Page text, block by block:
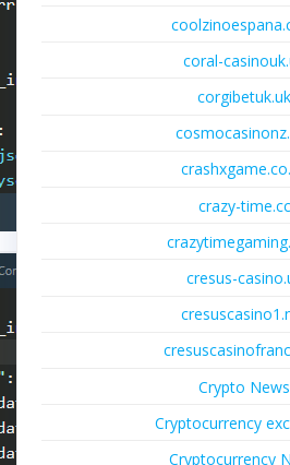
coral-
corgibetuk.uk
crazy-time.cc
cresus-
Crypto News
Cryptocurrency
Cryptocurrency